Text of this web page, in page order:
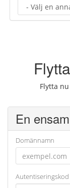
Flytta
En
Domännamn
Autentiseringskod